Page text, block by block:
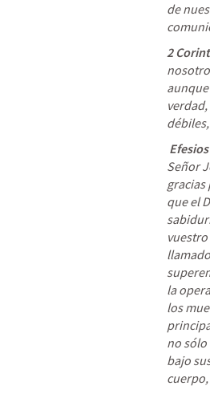
de
2
Señor
gracias
que el
la
los
no sólo
bajo